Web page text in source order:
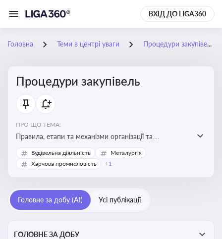
ВХІД ДО LIGA360
Головна Теми в центрі уваги Процедури закупівель
Процедури закупівель
ПРО ЩО ТЕМА:
Правила, етапи та механізми організації та
проведення закупівель товарів, робіт та послуг за
державні чи публічні кошти
Будівельна діяльність
Металургія
Харчова промисловість
+1
Головне за добу (AI) Усі публікації
ГОЛОВНЕ ЗА ДОБУ